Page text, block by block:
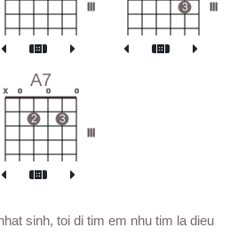
3
A7
x o
2
o
3
o
sinh, toi di tim em nhu tim la dieu